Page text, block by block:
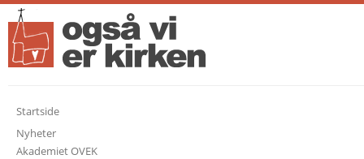
Startside
Nyheter
Akademiet OVEK